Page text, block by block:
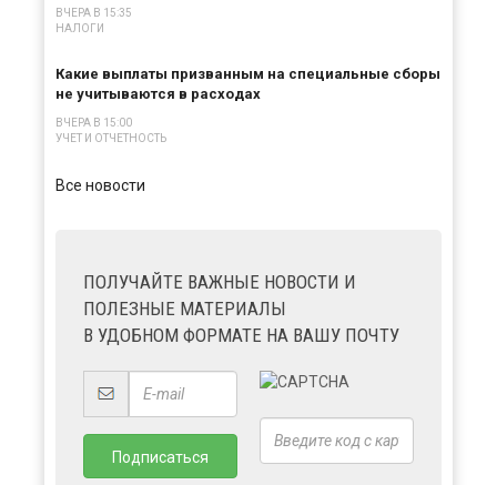
ВЧЕРА В 15:35
НАЛОГИ
Какие выплаты призванным на специальные сборы
не учитываются в расходах
ВЧЕРА В 15:00
УЧЕТ И ОТЧЕТНОСТЬ
Все новости
ПОЛУЧАЙТЕ ВАЖНЫЕ НОВОСТИ И
ПОЛЕЗНЫЕ МАТЕРИАЛЫ
В УДОБНОМ ФОРМАТЕ НА ВАШУ ПОЧТУ